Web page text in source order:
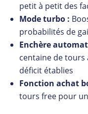
petit à petit des
Mode turbo :
probabilités de
Enchère
centaine de tours
déficit établies
Fonction achat
tours free pour